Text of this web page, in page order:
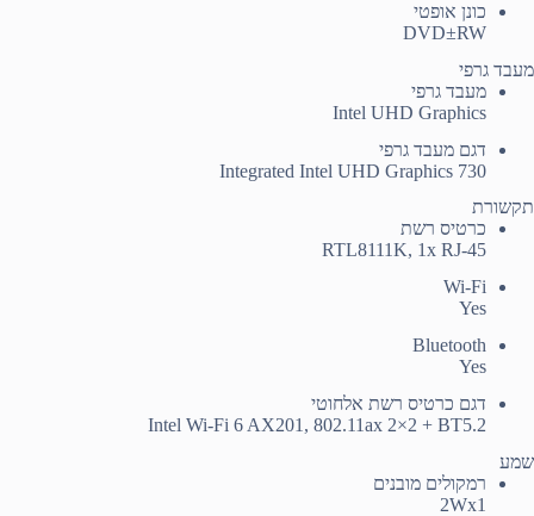
כונן אופטי
DVD±RW
מעבד גרפי
מעבד גרפי
Intel UHD Graphics
דגם מעבד גרפי
Integrated Intel UHD Graphics 730
תקשורת
כרטיס רשת
RTL8111K, 1x RJ-45
Wi-Fi
Yes
Bluetooth
Yes
דגם כרטיס רשת אלחוטי
Intel Wi-Fi 6 AX201, 802.11ax 2×2 + BT5.2
שמע
רמקולים מובנים
2Wx1